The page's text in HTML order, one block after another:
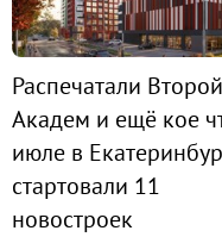
Распечатали Второй
Академ и ещё кое
июле в
стартовали 11
новостроек